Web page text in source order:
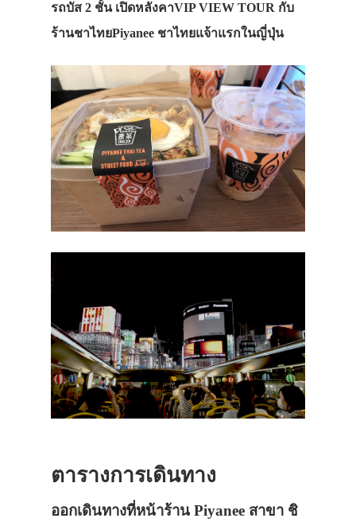
รถบัส 2 ชั้น เปิดหลังคาVIP VIEW TOUR กับ
ร้านชาไทยPiyanee ชาไทยแจ้าแรกในญี่ปุ่น
ตารางการเดินทาง
ออกเดินทางที่หน้าร้าน Piyanee สาขา ชิ